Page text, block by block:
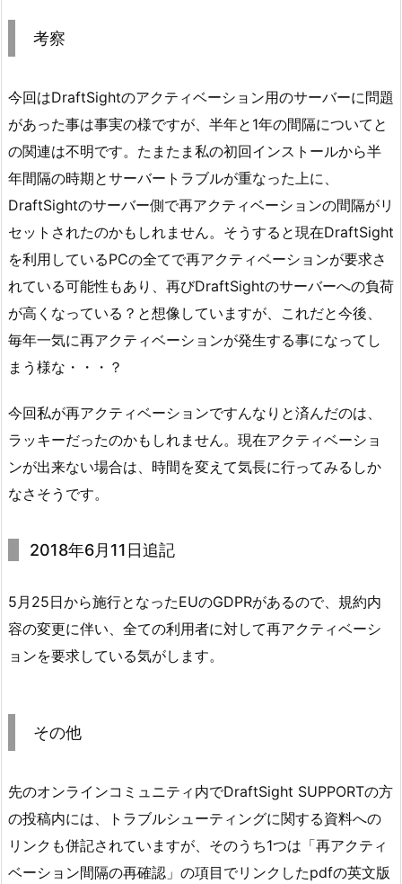
考察
今回はDraftSightのアクティベーション用のサーバーに問題
があった事は事実の様ですが、半年と1年の間隔についてと
の関連は不明です。たまたま私の初回インストールから半
年間隔の時期とサーバートラブルが重なった上に、
DraftSightのサーバー側で再アクティベーションの間隔がリ
セットされたのかもしれません。そうすると現在DraftSight
を利用しているPCの全てで再アクティベーションが要求さ
れている可能性もあり、再びDraftSightのサーバーへの負荷
が高くなっている？と想像していますが、これだと今後、
毎年一気に再アクティベーションが発生する事になってし
まう様な・・・？
今回私が再アクティベーションですんなりと済んだのは、
ラッキーだったのかもしれません。現在アクティベーショ
ンが出来ない場合は、時間を変えて気長に行ってみるしか
なさそうです。
2018年6月11日追記
5月25日から施行となったEUのGDPRがあるので、規約内
容の変更に伴い、全ての利用者に対して再アクティベーシ
ョンを要求している気がします。
その他
先のオンラインコミュニティ内でDraftSight SUPPORTの方
の投稿内には、トラブルシューティングに関する資料への
リンクも併記されていますが、そのうち1つは「再アクティ
ベーション間隔の再確認」の項目でリンクしたpdfの英文版